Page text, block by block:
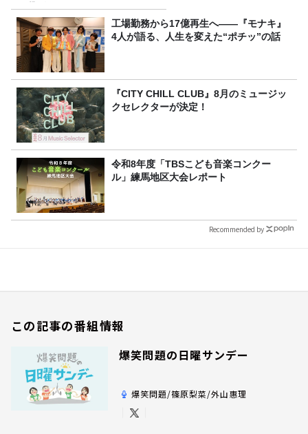
プ】 桃屋のかんたんレシピ
工場勤務から17億再生へ——『モナキ』
4人が語る、人生を変えた“ポチッ”の話
『CITY CHILL CLUB』8月のミュージッ
クセレクターが決定！
令和8年度「TBSこども音楽コンクー
ル」練馬地区大会レポート
Recommended by
この記事の番組情報
爆笑問題の日曜サンデー
爆笑問題/篠原梨菜/外山惠理